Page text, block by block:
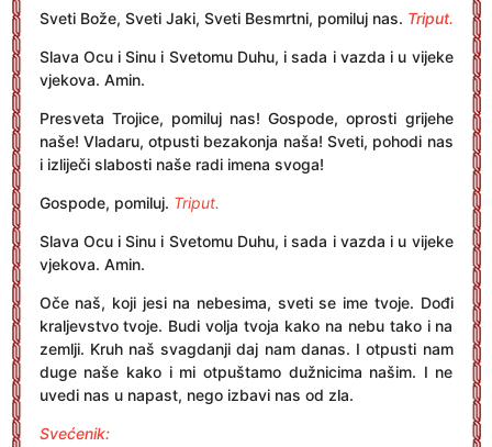
Sveti Bože, Sveti Jaki, Sveti Besmrtni, pomiluj nas. Triput.
Slava Ocu i Sinu i Svetomu Duhu, i sada i vazda i u vijeke
vjekova. Amin.
Presveta Trojice, pomiluj nas! Gospode, oprosti grijehe
naše! Vladaru, otpusti bezakonja naša! Sveti, pohodi nas
i izliječi slabosti naše radi imena svoga!
Gospode, pomiluj. Triput.
Slava Ocu i Sinu i Svetomu Duhu, i sada i vazda i u vijeke
vjekova. Amin.
Oče naš, koji jesi na nebesima, sveti se ime tvoje. Dođi
kraljevstvo tvoje. Budi volja tvoja kako na nebu tako i na
zemlji. Kruh naš svagdanji daj nam danas. I otpusti nam
duge naše kako i mi otpuštamo dužnicima našim. I ne
uvedi nas u napast, nego izbavi nas od zla.
Svećenik: